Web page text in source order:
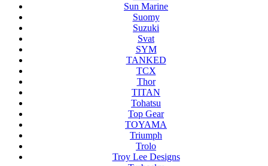
Sun Marine
Suomy
Suzuki
Svat
SYM
TANKED
TCX
Thor
TITAN
Tohatsu
Top Gear
TOYAMA
Triumph
Trolo
Troy Lee Designs